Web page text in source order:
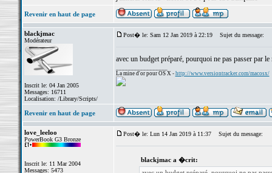
Revenir en haut de page
blackjmac
Modérateur
Inscrit le: 04 Jan 2005
Messages: 16711
Localisation: /Library/Scripts/
Post� le: Sam 12 Jan 2019 à 22:19 Sujet du message:
avec un budget préparé, pourquoi ne pas passer par le
La mine d'or pour OS X - http://www.versiontracker.com/macosx/
Revenir en haut de page
love_leeloo
PowerBook G3 Bronze
Inscrit le: 11 Mar 2004
Messages: 5473
Post� le: Lun 14 Jan 2019 à 11:37 Sujet du message:
blackjmac a �crit: